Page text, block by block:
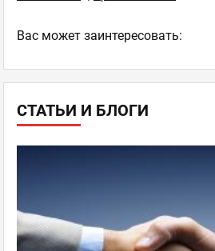
СТАТЬИ И БЛОГИ
Ваc может заинтересовать: